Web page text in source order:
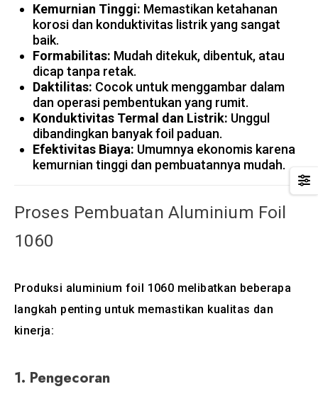
Kemurnian Tinggi: Memastikan ketahanan
korosi dan konduktivitas listrik yang sangat
baik.
Formabilitas: Mudah ditekuk, dibentuk, atau
dicap tanpa retak.
Daktilitas: Cocok untuk menggambar dalam
dan operasi pembentukan yang rumit.
Konduktivitas Termal dan Listrik: Unggul
dibandingkan banyak foil paduan.
Efektivitas Biaya: Umumnya ekonomis karena
kemurnian tinggi dan pembuatannya mudah.
Proses Pembuatan Aluminium Foil
1060
Produksi aluminium foil 1060 melibatkan beberapa
langkah penting untuk memastikan kualitas dan
kinerja:
1. Pengecoran